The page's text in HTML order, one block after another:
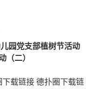
园党支部植树节活动
（二）
下载链接 德扑圈下载链